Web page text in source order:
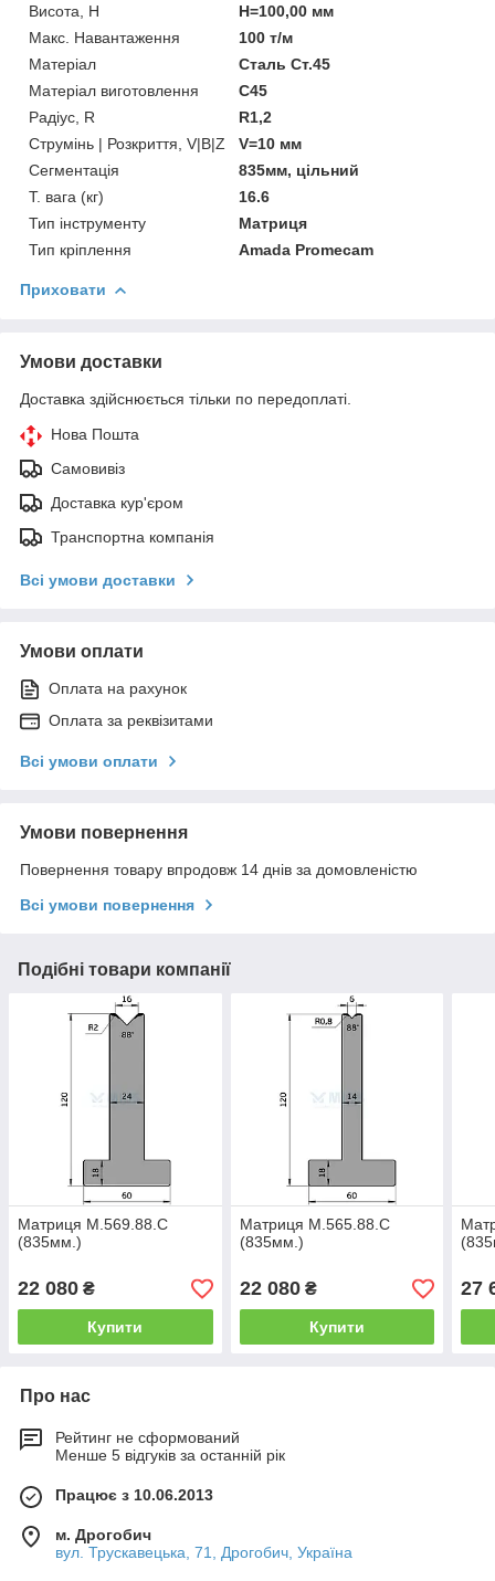
Висота, H
H=100,00 мм
Макс. Навантаження
100 т/м
Матеріал
Сталь Ст.45
Матеріал виготовлення
C45
Радіус, R
R1,2
Струмінь | Розкриття, V|B|Z
V=10 мм
Сегментація
835мм, цільний
Т. вага (кг)
16.6
Тип інструменту
Матриця
Тип кріплення
Amada Promecam
Приховати
Умови доставки
Доставка здійснюється тільки по передоплаті.
Нова Пошта
Самовивіз
Доставка кур'єром
Транспортна компанія
Всі умови доставки
Умови оплати
Оплата на рахунок
Оплата за реквізитами
Всі умови оплати
Умови повернення
Повернення товару впродовж 14 днів за домовленістю
Всі умови повернення
Подібні товари компанії
Матриця M.569.88.C
(835мм.)
22 080 ₴
Купити
Матриця M.565.88.C
(835мм.)
22 080₴
Купити
27
Про нас
Рейтинг не сформований
Менше 5 відгуків за останній рік
Працює з 10.06.2013
м. Дрогобич
вул. Трускавецька, 71, Дрогобич, Україна